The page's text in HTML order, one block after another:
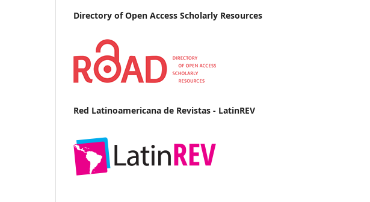
Directory of Open Access Scholarly Resources
Red Latinoamericana de Revistas - LatinREV